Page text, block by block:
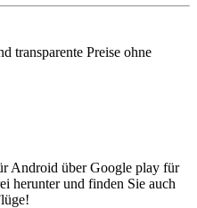
transparente Preise ohne
Android über Google play für
herunter und finden Sie auch